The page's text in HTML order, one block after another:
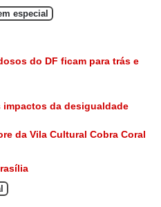
especial
do DF ficam para trás e
impactos da desigualdade
da Vila Cultural Cobra Coral